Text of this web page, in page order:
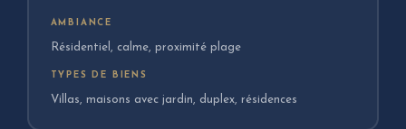
AMBIANCE
Résidentiel, calme, proximité plage
TYPES DE BIENS
Villas, maisons avec jardin, duplex, résidences